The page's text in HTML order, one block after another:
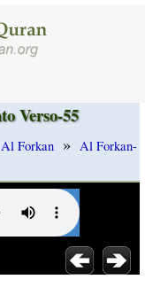
Verso-55
Forkan » Al Forkan-